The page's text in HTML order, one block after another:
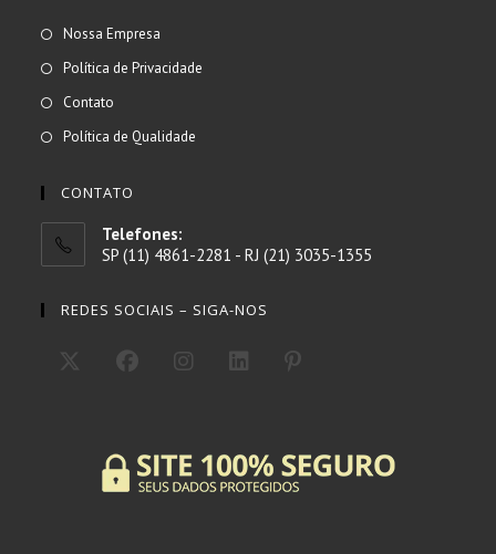
Nossa Empresa
em
aba
Política de Privacidade
Contato
em
Política de Qualidade
CONTATO
Telefones:
SP (11) 4861-2281 - RJ (21) 3035-1355
REDES SOCIAIS – SIGA-NOS